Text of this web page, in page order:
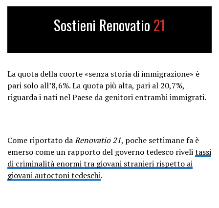
Sostieni Renovatio 21
La quota della coorte «senza storia di immigrazione» è
pari solo all’8,6%. La quota più alta, pari al 20,7%,
riguarda i nati nel Paese da genitori entrambi immigrati.
Come riportato daRenovatio 21, poche settimane fa è
emerso come un rapporto del governo tedesco rivelitassi
di criminalità enormi tra giovani stranieri rispetto ai
giovani autoctoni tedeschi.